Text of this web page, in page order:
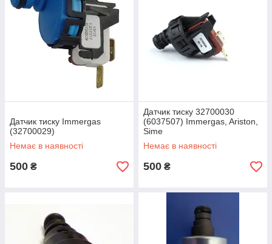
Датчик тиску Immergas
(32700029)
Немає в наявності
500 ₴
Датчик тиску 32700030
(6037507) Immergas, Ariston,
Sime
Немає в наявності
500 ₴